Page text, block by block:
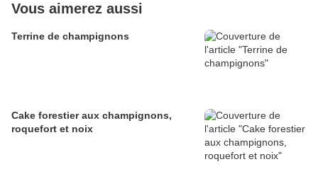
Vous aimerez aussi
Terrine de champignons
Cake forestier aux champignons,
roquefort et noix